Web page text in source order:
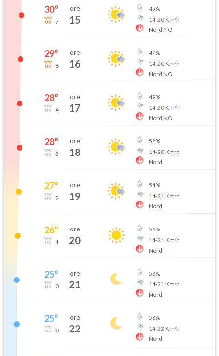
30°
7
ore
15
45%
14-20Km/h
Nord NO
29°
6
ore
16
47%
14-20Km/h
Nord NO
28°
4
ore
17
49%
14-20Km/h
Nord NO
28°
3
ore
18
52%
14-20Km/h
Nord
27°
2
ore
19
54%
14-21 Km/h
Nord
26°
1
ore
20
56%
14-21 Km/h
Nord
25°
0
ore
21
58%
14-21 Km/h
Nord
25°
0
ore
22
58%
14-22 Km/h
Nord